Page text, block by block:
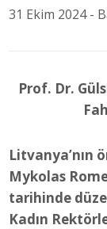
31 Ekim 2024 -
Prof. Dr.
Litvanya’nın
Mykolas
tarihinde
Kadın